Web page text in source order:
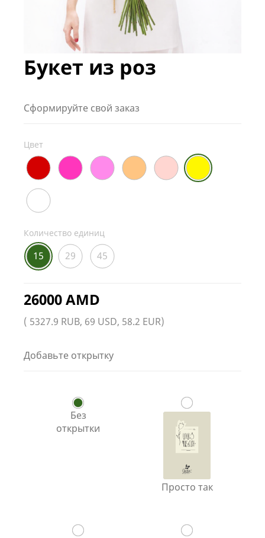
Букет из роз
Сформируйте свой заказ
Цвет
Количество единиц
15 29 45
26000 AMD
( 5327.9 RUB, 69 USD, 58.2 EUR)
Добавьте открытку
Без
открытки
Просто так